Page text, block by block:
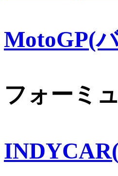
MotoGP(
フォーミ